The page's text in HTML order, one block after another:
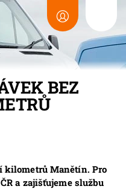
BEZ
kilometrů Manětín. Pro
a zajišťujeme službu